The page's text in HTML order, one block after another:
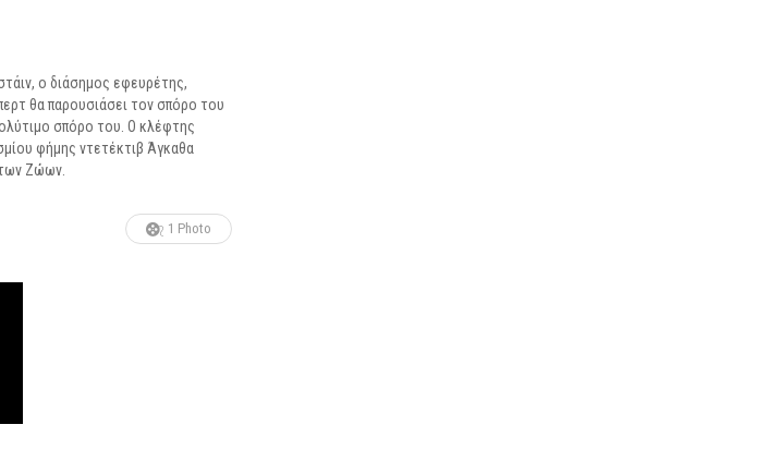
ο διάσημος εφευρέτης,
θα παρουσιάσει τον σπόρο του
σπόρο του. Ο κλέφτης
φήμης ντετέκτιβ Άγκαθα
Ζώων.
1 Photo